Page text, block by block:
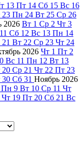
13 Пт 14 Сб 15 Вс 16
23 Пн 24 Вт 25 Ср 26
2026 Вт 1 Ср 2 Чт 3
11 Сб 12 Вс 13 Пн 14
21 Вт 22 Ср 23 Чт 24
2026 Чт 1 Пт 2
Вс 11 Пн 12 Вт 13
20 Ср 21 Чт 22 Пт 23
30 Сб 31 Ноябрь 2026
Пн 9 Вт 10 Ср 11 Чт
Чт 19 Пт 20 Сб 21 Вс